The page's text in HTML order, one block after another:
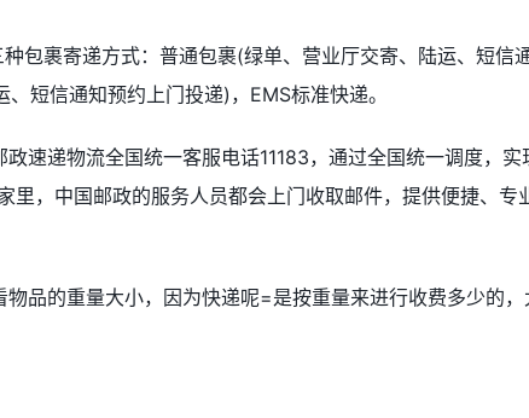
包裹寄递方式：普通包裹(绿单、营业厅交寄、陆运、短信
短信通知预约上门投递)，EMS标准快递。
速递物流全国统一客服电话11183，通过全国统一调度，实
里，中国邮政的服务人员都会上门收取邮件，提供便捷、专
品的重量大小，因为快递呢=是按重量来进行收费多少的，